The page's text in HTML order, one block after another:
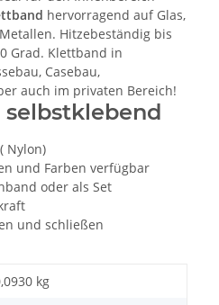
hervorragend auf Glas,
Hitzebeständig bis
Grad. Klettband in
Casebau,
auch im privaten Bereich!
Nylon)
und Farben verfügbar
oder als Set
und schließen
kg